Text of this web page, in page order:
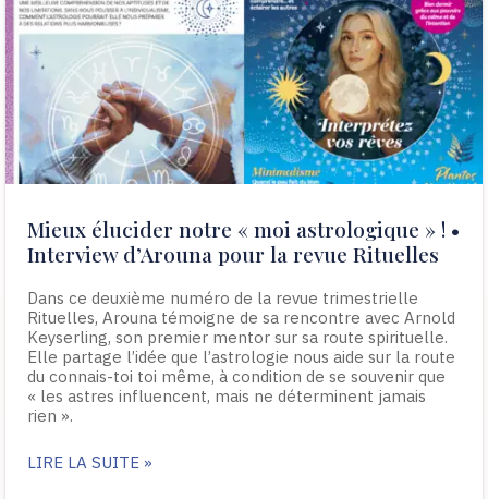
Mieux élucider notre « moi astrologique » ! •
Interview d’Arouna pour la revue Rituelles
Dans ce deuxième numéro de la revue trimestrielle
Rituelles, Arouna témoigne de sa rencontre avec Arnold
Keyserling, son premier mentor sur sa route spirituelle.
Elle partage l’idée que l’astrologie nous aide sur la route
du connais-toi toi même, à condition de se souvenir que
« les astres influencent, mais ne déterminent jamais
rien ».
LIRE LA SUITE »